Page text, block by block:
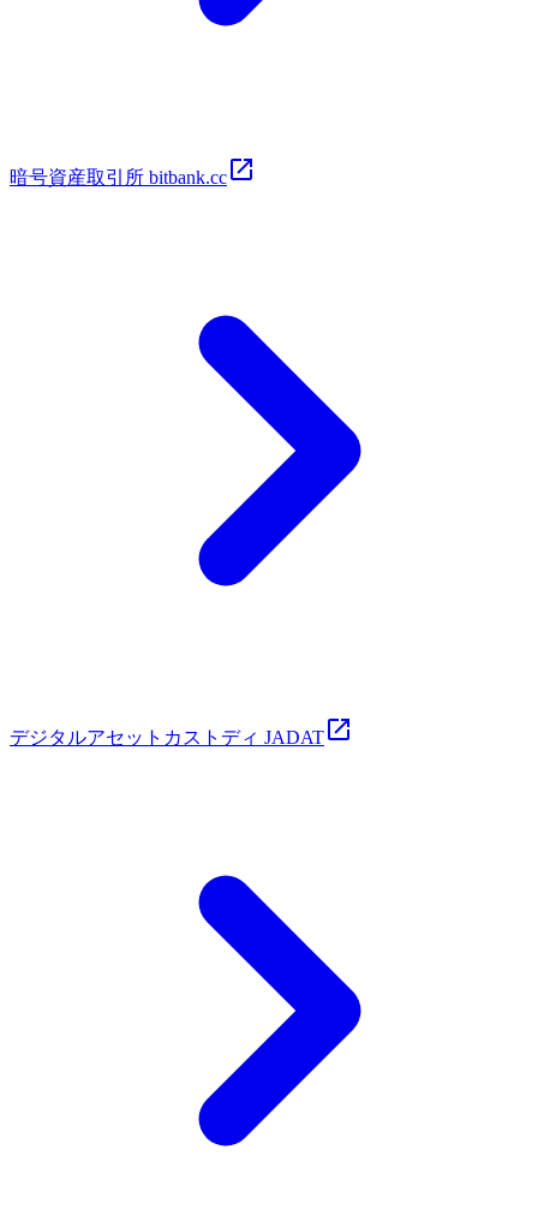
暗号​資​産取​引所 bitbank.cc​
デジタルアセットカストディ JADAT